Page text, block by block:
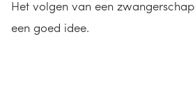
Het volgen van een
een goed idee.